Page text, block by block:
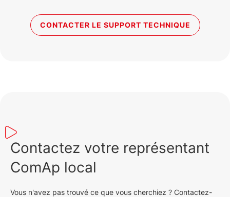
CONTACTER LE SUPPORT TECHNIQUE
Contactez votre représentant
ComAp local
Vous n'avez pas trouvé ce que vous cherchiez ? Contactez-